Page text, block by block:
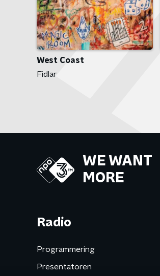
West Coast
Fidlar
WE WANT
MORE
Radio
Programmering
Presentatoren